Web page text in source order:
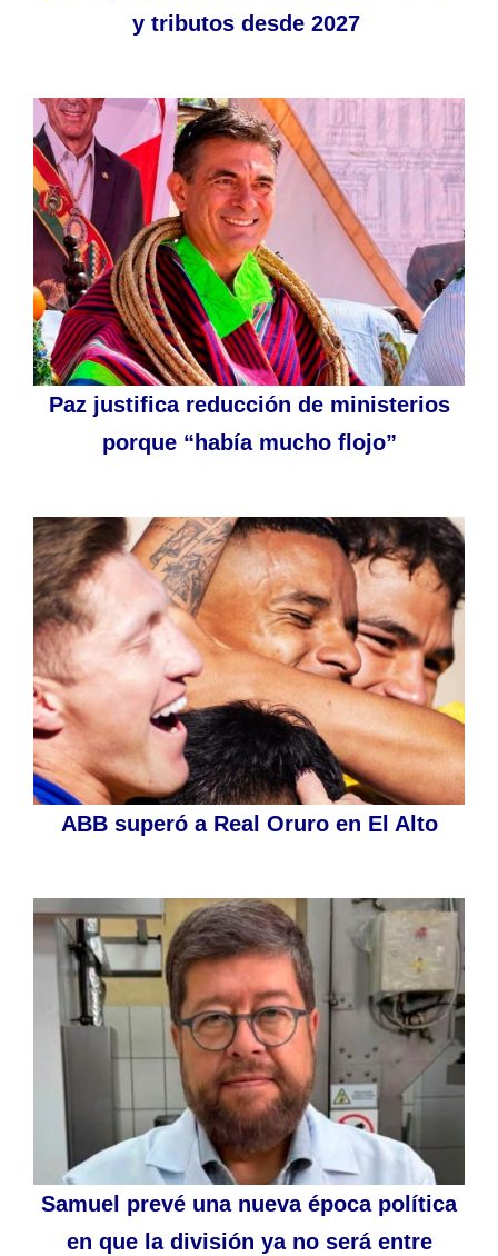
y tributos desde 2027
Paz justifica reducción de ministerios
porque “había mucho flojo”
ABB superó a Real Oruro en El Alto
Samuel prevé una nueva época política
en que la división ya no será entre